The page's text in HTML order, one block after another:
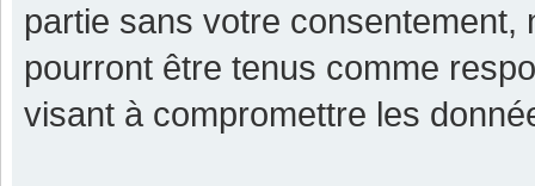
partie sans votre consentement,
pourront être tenus comme
visant à compromettre les